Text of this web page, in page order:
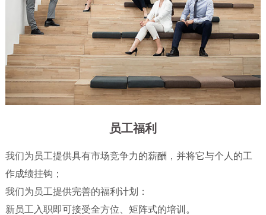
员工福利
我们为员工提供具有市场竞争力的薪酬，并将它与个人的工
作成绩挂钩；
我们为员工提供完善的福利计划：
新员工入职即可接受全方位、矩阵式的培训。